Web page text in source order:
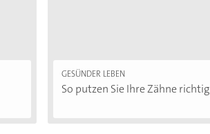
GESÜNDER LEBEN
So putzen Sie Ihre Zähne richtig